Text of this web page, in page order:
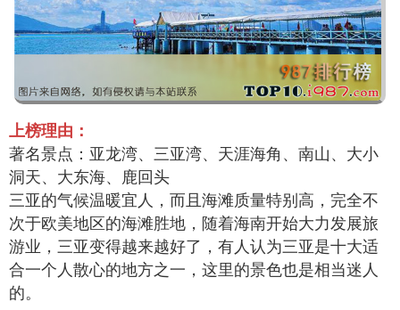
上榜理由：
著名景点：亚龙湾、三亚湾、天涯海角、南山、大小
洞天、大东海、鹿回头
三亚的气候温暖宜人，而且海滩质量特别高，完全不
次于欧美地区的海滩胜地，随着海南开始大力发展旅
游业，三亚变得越来越好了，有人认为三亚是十大适
合一个人散心的地方之一，这里的景色也是相当迷人
的。